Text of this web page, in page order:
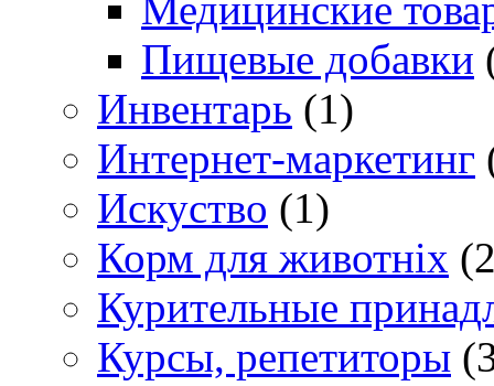
Пищевые добавки
Инвентарь (1)
Интернет-маркетинг
Искуство (1)
Корм для животніх
Курительные
Курсы, репетиторы